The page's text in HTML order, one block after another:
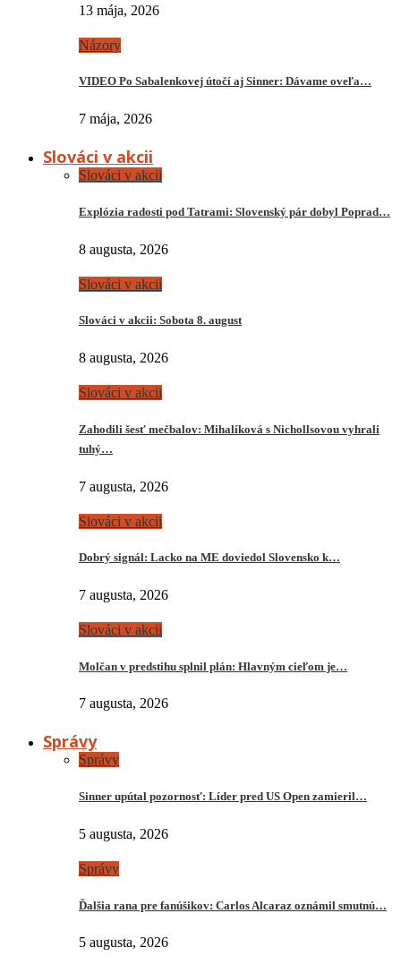
13 mája, 2026
Názory
VIDEO Po Sabalenkovej útočí aj Sinner: Dávame oveľa…
7 mája, 2026
Slováci v akcii
Slováci v akcii
Explózia radosti pod Tatrami: Slovenský pár dobyl Poprad…
8 augusta, 2026
Slováci v akcii
Slováci v akcii: Sobota 8. august
8 augusta, 2026
Slováci v akcii
Zahodili šesť mečbalov: Mihalíková s Nichollsovou vyhrali
tuhý…
7 augusta, 2026
Slováci v akcii
Dobrý signál: Lacko na ME doviedol Slovensko k…
7 augusta, 2026
Slováci v akcii
Molčan v predstihu splnil plán: Hlavným cieľom je…
7 augusta, 2026
Správy
Správy
Sinner upútal pozornosť: Líder pred US Open zamieril…
5 augusta, 2026
Správy
Ďalšia rana pre fanúšikov: Carlos Alcaraz oznámil smutnú…
5 augusta, 2026